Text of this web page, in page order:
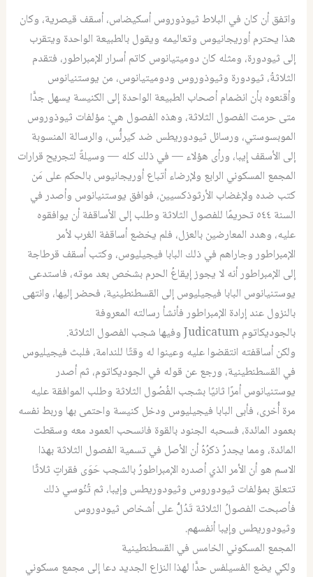
واتفق أن كان في البلاط ثيوذوروس أسكيضاس، أسقف قيصرية، وكان
هذا يحترم أوريجانيوس وتعاليمه ويقول بالطبيعة الواحدة ويتقرب
إلى ثيودورة، ومثله كان دوميتيانوس كاتم أسرار الإمبراطور، فتقدم
الثلاثةُ، ثيودورة وثيوذوروس ودوميتيانوس، من يوستنيانوس
وأقنعوه بأن انضمام أصحاب الطبيعة الواحدة إلى الكنيسة يسهل جدًّا
متى حرمت الفصول الثلاثة، وهذه الفصول هي: مؤلفات ثيوذوروس
الموبسوستي، ورسائل ثيودوريطس ضد كيرلُّس، والرسالة المنسوبة
إلى الأسقف إِيبا، ورأى هؤلاء — في ذلك كله — وسيلةً لتجريح قرارات
المجمع المسكوني الرابع ولإرضاء أتباع أوريجانيوس بالحكم على مَن
كتب ضده ولإغضاب الأرثوذكسيين، فوافق يوستنيانوس وأصدر في
السنة ٥٤٤ تحريمًا للفصول الثلاثة وطلب إلى الأساقفة أن يوافقوه
عليه، وهدد المعارضين بالعزل، فلم يخضع أساقفة الغرب لأمر
الإمبراطور وجاراهم في ذلك البابا فيجيليوس، وكتب أسقف قرطاجة
إلى الإمبراطور أنه لا يجوز إيقاعُ الحرم بشخص بعد موته، فاستدعى
يوستنيانوس البابا فيجيليوس إلى القسطنطينية، فحضر إليها، وانتهى
بالنزول عند إرادة الإمبراطور فأنشأ رسالته المعروفة
بالجوديكاتومJudicatumوفيها شجب الفصول الثلاثة.
ولكن أساقفته انتقضوا عليه وعينوا له وقتًا للندامة، فلبث فيجيليوس
في القسطنطينية، ورجع عن قوله في الجوديكاتوم، ثم أصدر
يوستنيانوس أمرًا ثانيًا بشجب الفُصُول الثلاثة وطلب الموافقة عليه
مرة أُخرى، فأبى البابا فيجيليوس ودخل كنيسة واحتمى بها وربط نفسه
بعمود المائدة، فسحبه الجنود بالقوة فانسحب العمود معه وسقطت
المائدة، ومما يجدرُ ذكرُهُ أن الأصل في تسمية الفصول الثلاثة بهذا
الاسم هو أن الأمر الذي أصدره الإمبراطورُ بالشجب حَوَى فقراتٍ ثلاثًا
تتعلق بمؤلفات ثيودوروس وثيودوريطس وإيبا، ثم تُنُوسي ذلك
فأصبحت الفصولُ الثلاثة تَدُلُّ على أشخاص ثيودوروس
وثيودوريطس وإيبا أنفسهم.
المجمع المسكوني الخامس في القسطنطينية
ولكي يضع الفسيلفس حدًّا لهذا النزاع الجديد دعا إلى مجمع مسكوني